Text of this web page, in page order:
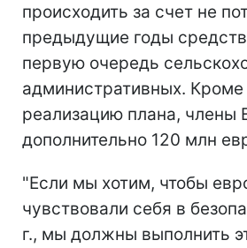
происходить за счет не
предыдущие годы
первую очередь
административных. Кроме
реализацию плана, члены
дополнительно 120 млн
"Если мы хотим, чтобы
чувствовали себя в
г., мы должны выполнить